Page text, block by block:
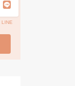
LINE